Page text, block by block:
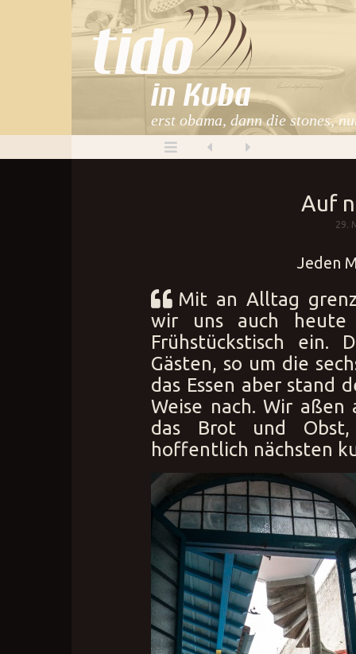
in Kuba
erst obama, dann die stones,
Auf
29.
Jeden
Mit an Alltag
wir uns auch heute
Frühstückstisch ein.
Gästen, so um die
das Essen aber stand
Weise nach. Wir
das Brot und
hoffentlich nächsten